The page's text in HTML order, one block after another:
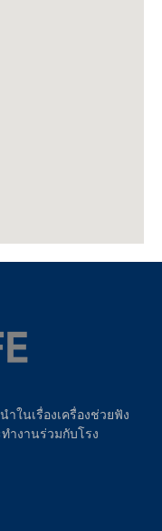
ในเรื่องเครื่องช่วยฟัง
ำงานร่วมกับโรง